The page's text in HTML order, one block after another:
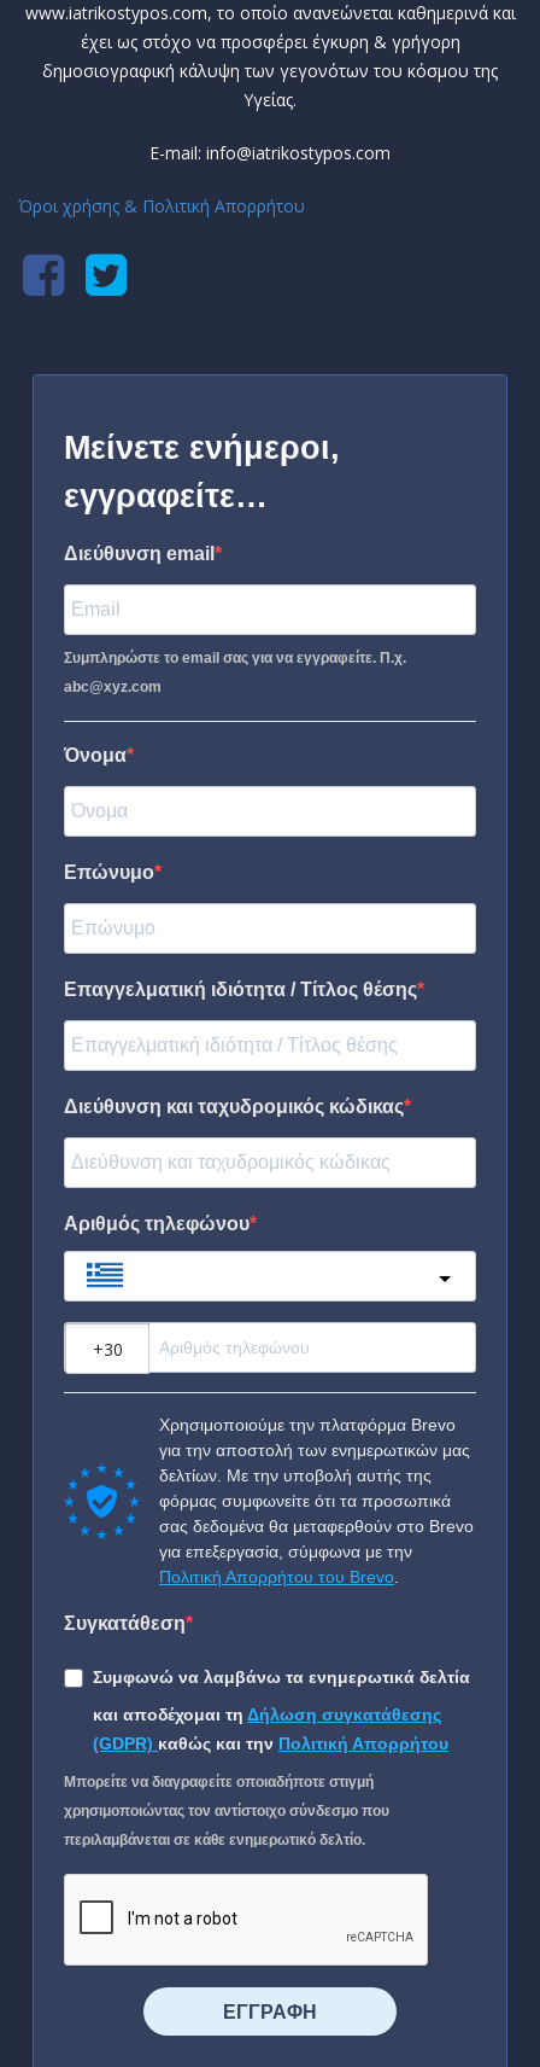
www.iatrikostypos.com, το οποίο ανανεώνεται καθημερινά και
έχει ως στόχο να προσφέρει έγκυρη & γρήγορη
δημοσιογραφική κάλυψη των γεγονότων του κόσμου της
Υγείας.
E-mail: info@iatrikostypos.com
Όροι χρήσης & Πολιτική Απορρήτου
Μείνετε ενήμεροι,
εγγραφείτε…
Διεύθυνση email
Συμπληρώστε το email σας για να εγγραφείτε. Π.χ.
abc@xyz.com
Όνομα
Επώνυμο
Επαγγελματική ιδιότητα / Τίτλος θέσης
Διεύθυνση και ταχυδρομικός κώδικας
Αριθμός τηλεφώνου
Χρησιμοποιούμε την πλατφόρμα Brevo
για την αποστολή των ενημερωτικών μας
δελτίων. Με την υποβολή αυτής της
φόρμας συμφωνείτε ότι τα προσωπικά
σας δεδομένα θα μεταφερθούν στο Brevo
για επεξεργασία, σύμφωνα με την
Πολιτική Απορρήτου του Brevo
Συγκατάθεση
Συμφωνώ να λαμβάνω τα ενημερωτικά δελτία
και αποδέχομαι τη Δήλωση συγκατάθεσης
(GDPR) καθώς και την Πολιτική Απορρήτου
Μπορείτε να διαγραφείτε οποιαδήποτε στιγμή
χρησιμοποιώντας τον αντίστοιχο σύνδεσμο που
περιλαμβάνεται σε κάθε ενημερωτικό δελτίο.
⠀⠀⠀⠀ΕΓΓΡΑΦΗ⠀⠀⠀⠀